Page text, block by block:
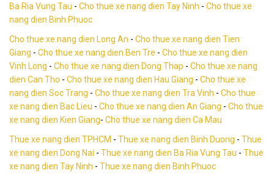
Ba Ria Vung Tau - Cho thue xe nang dien Tay Ninh - Cho thue xe
nang dien Binh Phuoc
Cho thue xe nang dien Long An - Cho thue xe nang dien Tien
Giang - Cho thue xe nang dien Ben Tre - Cho thue xe nang dien
Vinh Long - Cho thue xe nang dien Dong Thap - Cho thue xe nang
dien Can Tho - Cho thue xe nang dien Hau Giang - Cho thue xe
nang dien Soc Trang - Cho thue xe nang dien Tra Vinh - Cho thue
xe nang dien Bac Lieu - Cho thue xe nang dien An Giang - Cho thue
xe nang dien Kien Giang- Cho thue xe nang dien Ca Mau
Thue xe nang dien TPHCM - Thue xe nang dien Binh Duong - Thue
xe nang dien Dong Nai - Thue xe nang dien Ba Ria Vung Tau - Thue
xe nang dien Tay Ninh - Thue xe nang dien Binh Phuoc